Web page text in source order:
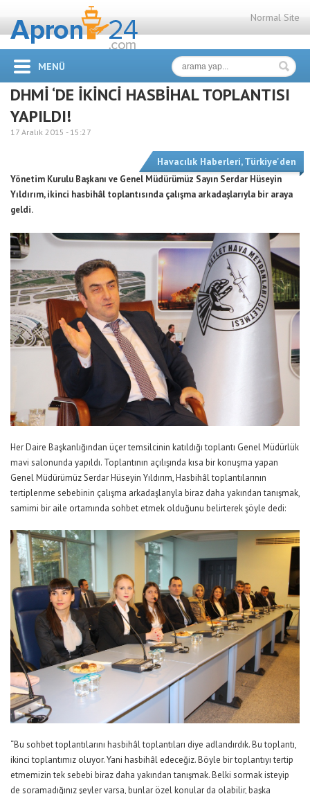
Normal Site
MENÜ
DHMİ ‘DE İKİNCİ HASBİHAL TOPLANTISI
YAPILDI!
17 Aralık 2015 - 15:27
Havacılık Haberleri,Türkiye'den
Yönetim Kurulu Başkanı ve Genel Müdürümüz Sayın Serdar Hüseyin
Yıldırım, ikinci hasbihâl toplantısında çalışma arkadaşlarıyla bir araya
geldi.
Her Daire Başkanlığından üçer temsilcinin katıldığı toplantı Genel Müdürlük
mavi salonunda yapıldı. Toplantının açılışında kısa bir konuşma yapan
Genel Müdürümüz Serdar Hüseyin Yıldırım, Hasbihâl toplantılarının
tertiplenme sebebinin çalışma arkadaşlarıyla biraz daha yakından tanışmak,
samimi bir aile ortamında sohbet etmek olduğunu belirterek şöyle dedi:
“Bu sohbet toplantılarını hasbihâl toplantıları diye adlandırdık. Bu toplantı,
ikinci toplantımız oluyor. Yani hasbihâl edeceğiz. Böyle bir toplantıyı tertip
etmemizin tek sebebi biraz daha yakından tanışmak. Belki sormak isteyip
de soramadığınız şeyler varsa, bunlar özel konular da olabilir, başka